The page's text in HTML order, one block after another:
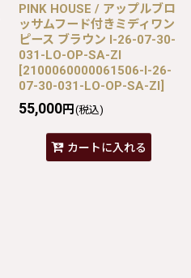
PINK HOUSE / アップルブロ
ッサムフード付きミディワン
ピース ブラウン I-26-07-30-
031-LO-OP-SA-ZI
[2100060000061506-I-26-
07-30-031-LO-OP-SA-ZI]
55,000円 (税込)
カートに入れる